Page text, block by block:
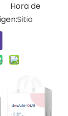
Hora de
Sitio